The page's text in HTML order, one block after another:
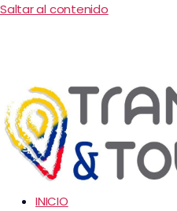
Saltar al contenido
INICIO